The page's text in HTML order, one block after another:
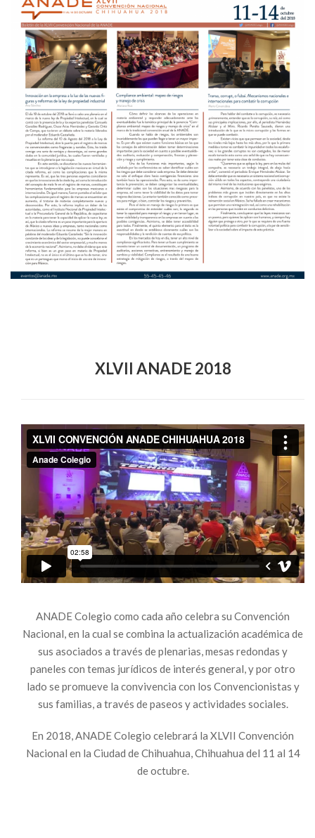
XLVII ANADE 2018
ANADE Colegio como cada año celebra su Convención
Nacional, en la cual se combina la actualización académica de
sus asociados a través de plenarias, mesas redondas y
paneles con temas jurídicos de interés general, y por otro
lado se promueve la convivencia con los Convencionistas y
sus familias, a través de paseos y actividades sociales.
En 2018, ANADE Colegio celebrará la XLVII Convención
Nacional en la Ciudad de Chihuahua, Chihuahua del 11 al 14
de octubre.